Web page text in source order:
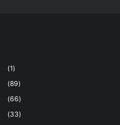
(1)
(89)
(66)
(33)